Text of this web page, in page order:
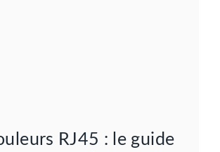
RJ45 : le guide